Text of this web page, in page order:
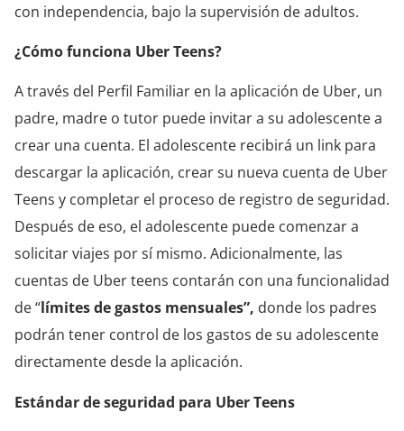
con independencia, bajo la supervisión de adultos.
¿Cómo funciona Uber Teens?
A través del Perfil Familiar en la aplicación de Uber, un
padre, madre o tutor puede invitar a su adolescente a
crear una cuenta. El adolescente recibirá un link para
descargar la aplicación, crear su nueva cuenta de Uber
Teens y completar el proceso de registro de seguridad.
Después de eso, el adolescente puede comenzar a
solicitar viajes por sí mismo. Adicionalmente, las
cuentas de Uber teens contarán con una funcionalidad
de “límites de gastos mensuales”, donde los padres
podrán tener control de los gastos de su adolescente
directamente desde la aplicación.
Estándar de seguridad para Uber Teens